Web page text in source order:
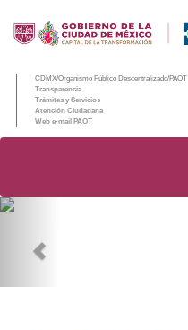
CDMX/Organismo Público Descentralizado/PAOT
Transparencia
Trámites y Servicios
Atención Ciudadana
Web e-mail PAOT